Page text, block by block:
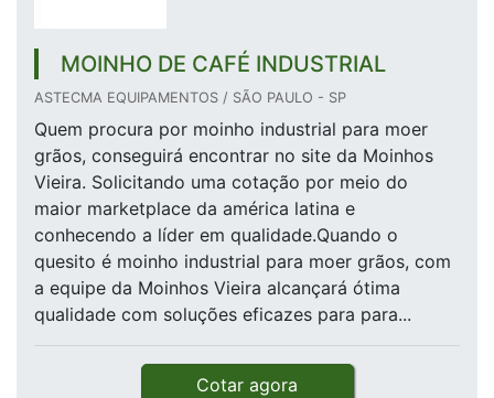
MOINHO DE CAFÉ INDUSTRIAL
ASTECMA EQUIPAMENTOS / SÃO PAULO - SP
Quem procura por moinho industrial para moer
grãos, conseguirá encontrar no site da Moinhos
Vieira. Solicitando uma cotação por meio do
maior marketplace da américa latina e
conhecendo a líder em qualidade.Quando o
quesito é moinho industrial para moer grãos, com
a equipe da Moinhos Vieira alcançará ótima
qualidade com soluções eficazes para para...
Cotar agora